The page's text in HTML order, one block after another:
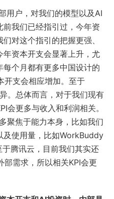
用户，对我们的模型以及AI
我们已经指引过，今年资
对这个指引的把握更强、
资本开支会显著上升，尤
个月都有更多中国设计的
开支会相应增加。至于
。总体而言，对于我们现有
会更多与收入和利润相关。
聚焦于能力本身，比如我们
及使用量，比如WorkBuddy
腾讯云，目前我们其实还
部需求，所以相关KPI会更